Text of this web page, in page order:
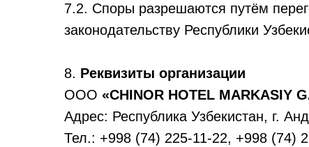
7.2. Споры разрешаются путём
законодательству Республики
8. Реквизиты организации
ООО «CHINOR HOTEL MARKASIY
Адрес: Республика Узбекистан, г.
Тел.: +998 (74) 225-11-22, +998 (74)